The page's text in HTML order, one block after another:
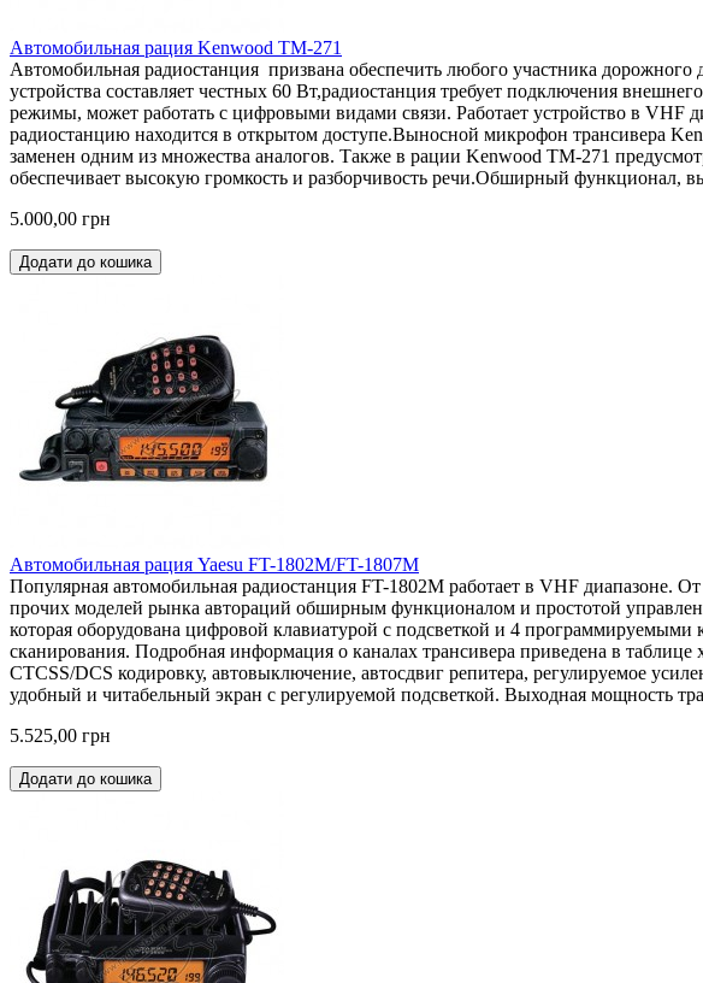
Автомобильная рация Kenwood TM-271
Автомобильная радиостанция призвана обеспечить любого участника
устройства составляет честных 60 Вт,радиостанция требует подключения
режимы, может работать с цифровыми видами связи. Работает устройство в
радиостанцию находится в открытом доступе.Выносной микрофон трансивера
заменен одним из множества аналогов. Также в рации Kenwood TM-271
обеспечивает высокую громкость и разборчивость речи.Обширный функционал,
5.000,00 грн
Додати до кошика
Автомобильная рация Yaesu FT-1802M/FT-1807M
Популярная автомобильная радиостанция FT-1802M работает в VHF диапазоне.
прочих моделей рынка автораций обширным функционалом и простотой
которая оборудована цифровой клавиатурой с подсветкой и 4
сканирования. Подробная информация о каналах трансивера приведена в
CTCSS/DCS кодировку, автовыключение, автосдвиг репитера, регулируемое
удобный и читабельный экран с регулируемой подсветкой. Выходная мощность
5.525,00 грн
Додати до кошика